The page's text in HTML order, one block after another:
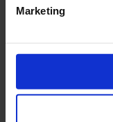
Marketing
stratificazione
Per l’autunno/
narrazione
danno struttura